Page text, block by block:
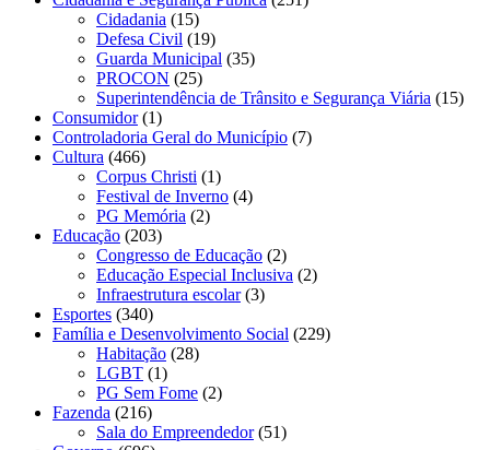
Cidadania (15)
Defesa Civil (19)
Guarda Municipal (35)
PROCON (25)
Superintendência de Trânsito e Segurança Viária (15)
Consumidor(1)
Controladoria Geral do Município (7)
Cultura (466)
Corpus Christi (1)
Festival de Inverno (4)
PG Memória (2)
Educação (203)
Congresso de Educação (2)
Educação Especial Inclusiva (2)
Infraestrutura escolar(3)
Esportes (340)
Família e Desenvolvimento Social (229)
Habitação (28)
LGBT (1)
PG Sem Fome (2)
Fazenda (216)
Sala do Empreendedor(51)